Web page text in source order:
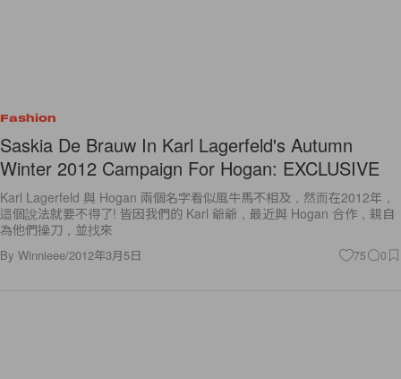
Fashion
Saskia De Brauw In Karl Lagerfeld's Autumn
Winter 2012 Campaign For Hogan: EXCLUSIVE
Karl Lagerfeld 與 Hogan 兩個名字看似風牛馬不相及，然而在2012年，
這個說法就要不得了! 皆因我們的 Karl 爺爺，最近與 Hogan 合作，親自
為他們操刀，並找來
By Winnieee/2012年3月5日 75 0